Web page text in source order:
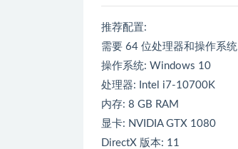
推荐配置:
需要 64 位处理器和操作系统
操作系统: Windows 10
处理器: Intel i7-10700K
内存: 8 GB RAM
显卡: NVIDIA GTX 1080
DirectX 版本: 11